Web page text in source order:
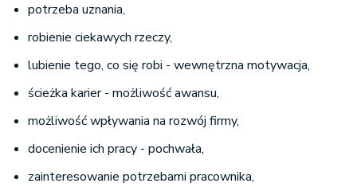
potrzeba uznania,
robienie ciekawych rzeczy,
lubienie tego, co się robi - wewnętrzna motywacja,
ścieżka karier - możliwość awansu,
możliwość wpływania na rozwój firmy,
docenienie ich pracy - pochwała,
zainteresowanie potrzebami pracownika,